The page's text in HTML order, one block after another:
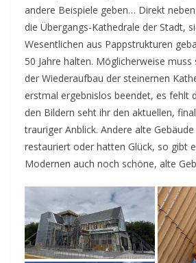
andere Beispiele geben… Direkt
die Übergangs-Kathedrale der Stadt,
Wesentlichen aus Pappstrukturen
50 Jahre halten. Möglicherweise muss
der Wiederaufbau der steinernen
erstmal ergebnislos beendet, es fehlt
den Bildern seht ihr den aktuellen,
trauriger Anblick. Andere alte
restauriert oder hatten Glück, so gibt
Modernen auch noch schöne, alte